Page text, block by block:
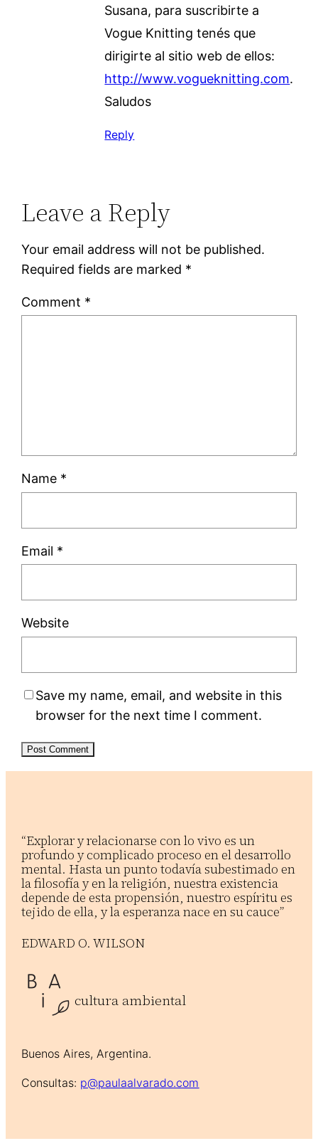
Susana, para suscribirte a
Vogue Knitting tenés que
dirigirte al sitio web de ellos:
http://www.vogueknitting.com.
Saludos
Reply
Leave a Reply
Your email address will not be published.
Required fields are marked *
Comment *
Name *
Email *
Website
Save my name, email, and website in this
browser for the next time I comment.
“Explorar y relacionarse con lo vivo es un
profundo y complicado proceso en el desarrollo
mental. Hasta un punto todavía subestimado en
la filosofía y en la religión, nuestra existencia
depende de esta propensión, nuestro espíritu es
tejido de ella, y la esperanza nace en su cauce”
EDWARD O. WILSON
cultura ambiental
Buenos Aires, Argentina.
Consultas: p@paulaalvarado.com